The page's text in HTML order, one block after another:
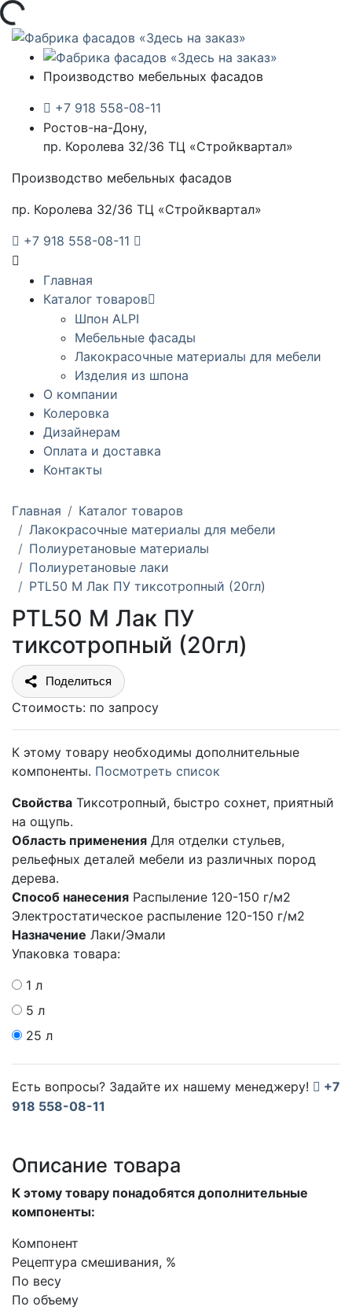
Производство мебельных фасадов
+7 918 558-08-11
Ростов-на-Дону,
пр. Королева 32/36 ТЦ «Стройквартал»
Производство мебельных фасадов
пр. Королева 32/36 ТЦ «Стройквартал»
+7 918 558-08-11
Главная
Каталог товаров
Шпон ALPI
Мебельные фасады
Лакокрасочные материалы для мебели
Изделия из шпона
О компании
Колеровка
Дизайнерам
Оплата и доставка
Контакты
Главная
Каталог товаров
Лакокрасочные материалы для мебели
Полиуретановые материалы
Полиуретановые лаки
PTL50 M Лак ПУ тиксотропный (20гл)
PTL50 M Лак ПУ
тиксотропный (20гл)
Поделиться
Стоимость: по запросу
К этому товару необходимы дополнительные
компоненты. Посмотреть список
Свойства Тиксотропный, быстро сохнет, приятный
на ощупь.
Область применения Для отделки стульев,
рельефных деталей мебели из различных пород
дерева.
Способ нанесения Распыление 120-150 г/м2
Электростатическое распыление 120-150 г/м2
Назначение Лаки/Эмали
Упаковка товара:
1 л
5 л
25 л
Есть вопросы? Задайте их нашему менеджеру!
+7
918 558-08-11
Описание товара
К этому товару понадобятся дополнительные
компоненты:
Компонент
Рецептура смешивания, %
По весу
По объему